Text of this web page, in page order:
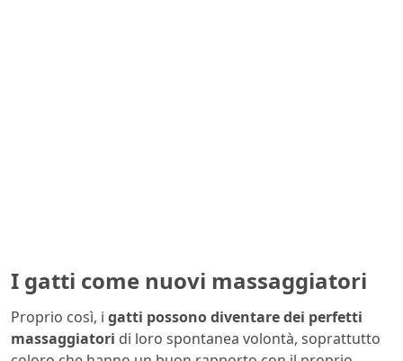
I gatti come nuovi massaggiatori
Proprio così, i gatti possono diventare dei perfetti
massaggiatori di loro spontanea volontà, soprattutto